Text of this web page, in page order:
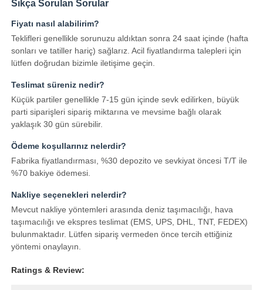
Sıkça Sorulan Sorular
Fiyatı nasıl alabilirim?
Teklifleri genellikle sorunuzu aldıktan sonra 24 saat içinde (hafta
sonları ve tatiller hariç) sağlarız. Acil fiyatlandırma talepleri için
lütfen doğrudan bizimle iletişime geçin.
Teslimat süreniz nedir?
Küçük partiler genellikle 7-15 gün içinde sevk edilirken, büyük
parti siparişleri sipariş miktarına ve mevsime bağlı olarak
yaklaşık 30 gün sürebilir.
Ödeme koşullarınız nelerdir?
Fabrika fiyatlandırması, %30 depozito ve sevkiyat öncesi T/T ile
%70 bakiye ödemesi.
Nakliye seçenekleri nelerdir?
Mevcut nakliye yöntemleri arasında deniz taşımacılığı, hava
taşımacılığı ve ekspres teslimat (EMS, UPS, DHL, TNT, FEDEX)
bulunmaktadır. Lütfen sipariş vermeden önce tercih ettiğiniz
yöntemi onaylayın.
Ratings & Review: